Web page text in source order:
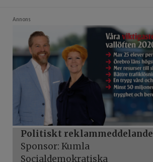
Annons
Politiskt reklammeddelande
Sponsor: Kumla
Socialdemokratiska